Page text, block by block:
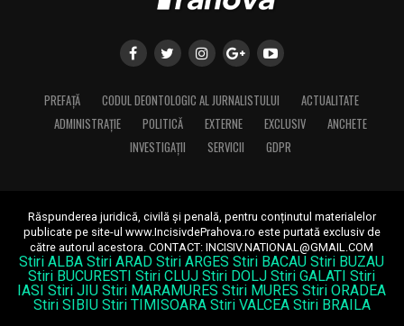
PREFAȚĂ CODUL DEONTOLOGIC AL JURNALISTULUI
ACTUALITATE
ADMINISTRAȚIE
POLITICĂ EXTERNE EXCLUSIV
ANCHETE
INVESTIGAȚII
SERVICII GDPR
Răspunderea juridică, civilă și penală, pentru conținutul materialelor
publicate pe site-ul www.IncisivdePrahova.ro este purtată exclusiv de
către autorul acestora.CONTACT: INCISIV.NATIONAL@GMAIL.COM
Stiri ALBA Stiri ARAD Stiri ARGES Stiri BACAU Stiri BUZAU
Stiri BUCURESTI Stiri CLUJ Stiri DOLJ Stiri GALATI Stiri
IASI Stiri JIU Stiri MARAMURES Stiri MURES Stiri ORADEA
Stiri SIBIU Stiri TIMISOARA Stiri VALCEA Stiri BRAILA